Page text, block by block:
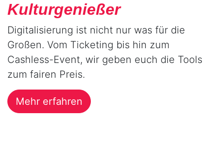
Kulturgenießer
Digitalisierung ist nicht nur was für die
Großen. Vom Ticketing bis hin zum
Cashless-Event, wir geben euch die Tools
zum fairen Preis.
Mehr erfahren